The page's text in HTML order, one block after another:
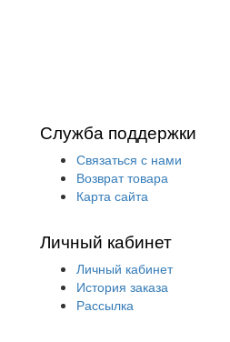
Служба поддержки
Связаться с нами
Возврат товара
Карта сайта
Личный кабинет
Личный кабинет
История заказа
Рассылка